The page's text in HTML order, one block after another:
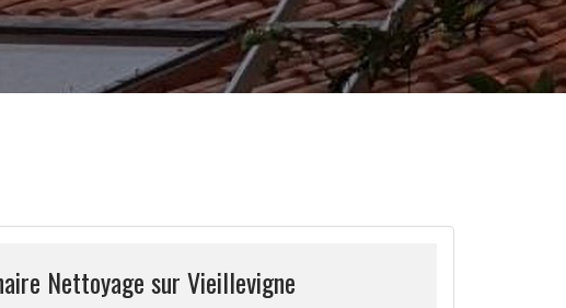
Nettoyage sur Vieillevigne